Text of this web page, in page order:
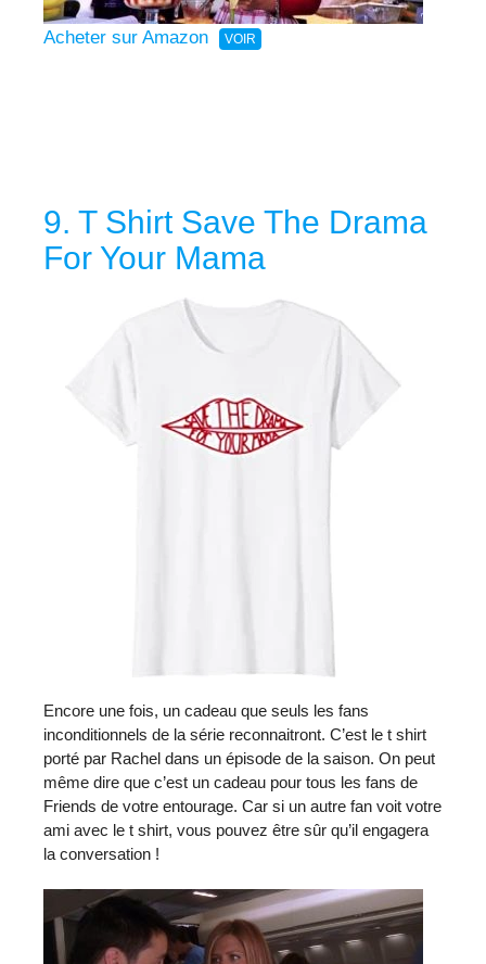
Acheter sur Amazon
9. T Shirt Save The Drama
For Your Mama
Encore une fois, un cadeau que seuls les fans
inconditionnels de la série reconnaitront. C’est le t shirt
porté par Rachel dans un épisode de la saison. On peut
même dire que c’est un cadeau pour tous les fans de
Friends de votre entourage. Car si un autre fan voit votre
ami avec le t shirt, vous pouvez être sûr qu’il engagera
la conversation !